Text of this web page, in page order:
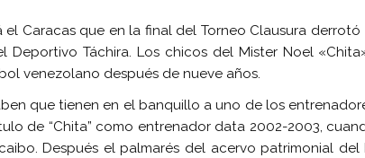
el Caracas que en la final del Torneo Clausura
Deportivo Táchira. Los chicos del Mister Noel
venezolano después de nueve años.
que tienen en el banquillo a uno de los
de “Chita” como entrenador data 2002-2003,
Después el palmarés del acervo patrimonial del